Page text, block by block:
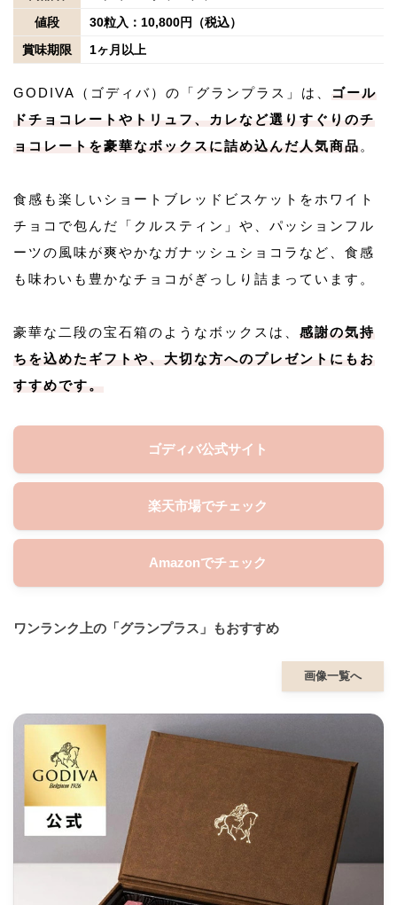
値段
30粒入：10,800円（税込）
賞味期限
1ヶ月以上
GODIVA（ゴディバ）の「グランプラス」は、
ゴール
ドチョコレートやトリュフ、カレなど選りすぐりのチ
ョコレートを豪華なボックスに詰め込んだ人気商品 。
食感も楽しいショートブレッドビスケットをホワイト
チョコで包んだ「クルスティン」や、パッションフル
ーツの風味が爽やかなガナッシュショコラなど、食感
も味わいも豊かなチョコがぎっしり詰まっています。
豪華な二段の宝石箱のようなボックスは、 感謝の気持
ちを込めたギフトや、大切な方へのプレゼントにもお
すすめです。
ゴディバ公式サイト
楽天市場でチェック
Amazonでチェック
ワンランク上の「グランプラス」もおすすめ
画像一覧へ